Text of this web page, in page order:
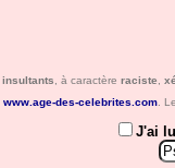
insultants , à caractère raciste
www.age-des-celebrites.com.
J'ai